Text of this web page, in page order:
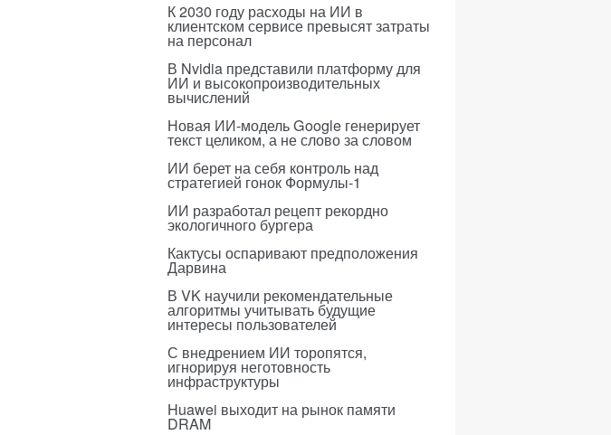
К 2030 году расходы на ИИ в
клиентском сервисе превысят затраты
на персонал
В Nvidia представили платформу для
ИИ и высокопроизводительных
вычислений
Новая ИИ-модель Google генерирует
текст целиком, а не слово за словом
ИИ берет на себя контроль над
стратегией гонок Формулы-1
ИИ разработал рецепт рекордно
экологичного бургера
Кактусы оспаривают предположения
Дарвина
В VK научили рекомендательные
алгоритмы учитывать будущие
интересы пользователей
С внедрением ИИ торопятся,
игнорируя неготовность
инфраструктуры
Huawei выходит на рынок памяти
DRAM